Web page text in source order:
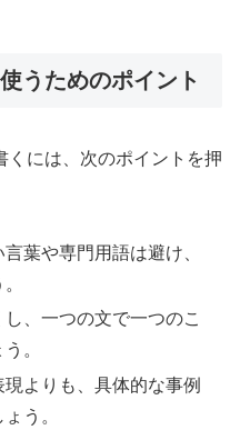
うためのポイント
くには、次のポイントを押
言葉や専門用語は避け、
し、一つの文で一つのこ
。
現よりも、具体的な事例
う。